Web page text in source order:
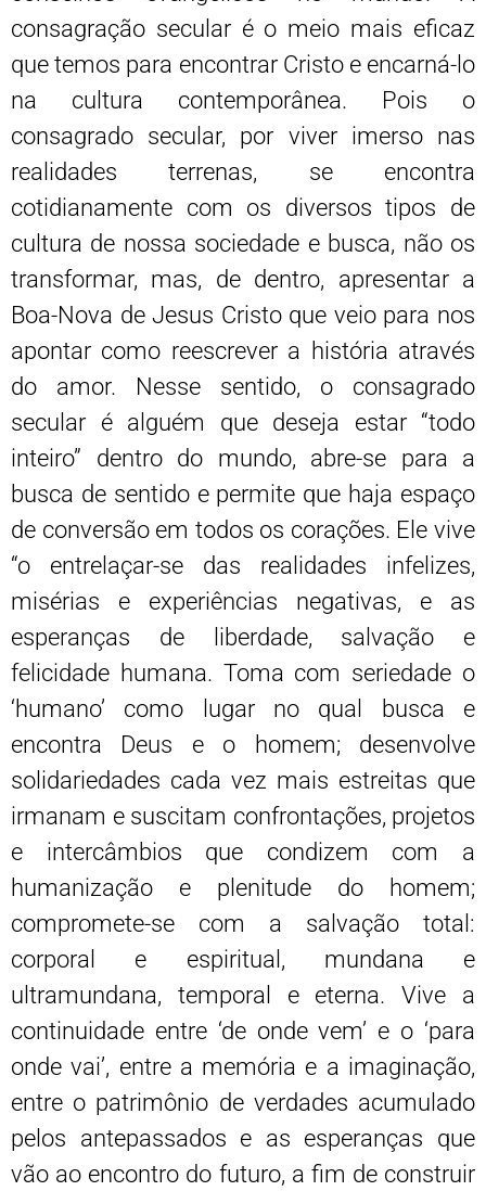
consagração secular é o meio mais eficaz
que temos para encontrar Cristo e encarná-lo
na cultura contemporânea. Pois o
consagrado secular, por viver imerso nas
realidades terrenas, se encontra
cotidianamente com os diversos tipos de
cultura de nossa sociedade e busca, não os
transformar, mas, de dentro, apresentar a
Boa-Nova de Jesus Cristo que veio para nos
apontar como reescrever a história através
do amor. Nesse sentido, o consagrado
secular é alguém que deseja estar “todo
inteiro” dentro do mundo, abre-se para a
busca de sentido e permite que haja espaço
de conversão em todos os corações. Ele vive
“o entrelaçar-se das realidades infelizes,
misérias e experiências negativas, e as
esperanças de liberdade, salvação e
felicidade humana. Toma com seriedade o
‘humano’ como lugar no qual busca e
encontra Deus e o homem; desenvolve
solidariedades cada vez mais estreitas que
irmanam e suscitam confrontações, projetos
e intercâmbios que condizem com a
humanização e plenitude do homem;
compromete-se com a salvação total:
corporal e espiritual, mundana e
ultramundana, temporal e eterna. Vive a
continuidade entre ‘de onde vem’ e o ‘para
onde vai’, entre a memória e a imaginação,
entre o patrimônio de verdades acumulado
pelos antepassados e as esperanças que
vão ao encontro do futuro, a fim de construir